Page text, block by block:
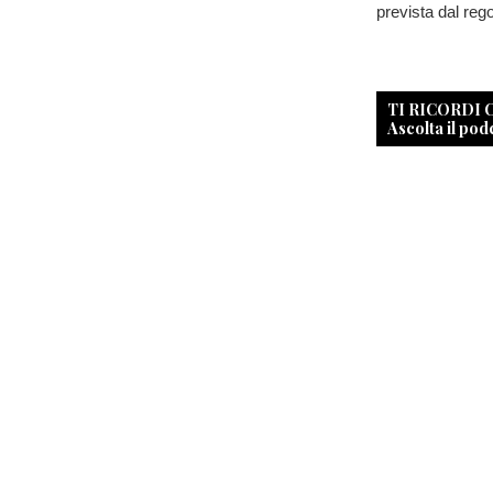
prevista dal
TI RICORDI
Ascolta il